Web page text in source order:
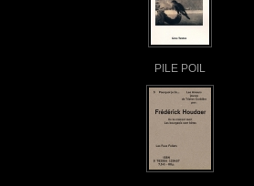
PILE POIL